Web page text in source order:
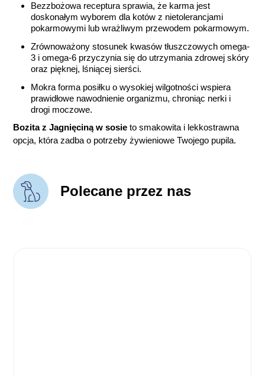
Bezzbożowa receptura sprawia, że karma jest
doskonałym wyborem dla kotów z nietolerancjami
pokarmowymi lub wrażliwym przewodem pokarmowym.
Zrównoważony stosunek kwasów tłuszczowych omega-
3 i omega-6 przyczynia się do utrzymania zdrowej skóry
oraz pięknej, lśniącej sierści.
Mokra forma posiłku o wysokiej wilgotności wspiera
prawidłowe nawodnienie organizmu, chroniąc nerki i
drogi moczowe.
Bozita z Jagnięciną w sosie to smakowita i lekkostrawna
opcja, która zadba o potrzeby żywieniowe Twojego pupila.
Polecane przez nas